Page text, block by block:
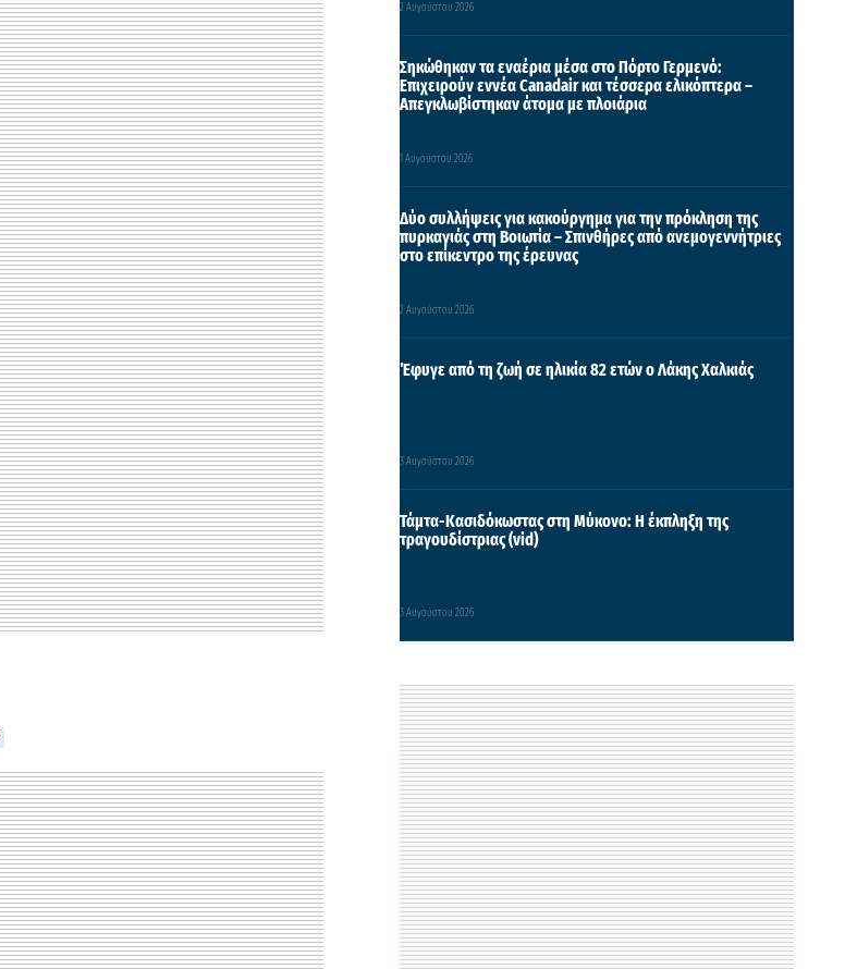
2 Αυγούστου 2026
Σηκώθηκαν τα εναέρια μέσα στο Πόρτο Γερμενό:
Επιχειρούν εννέα Canadair και τέσσερα ελικόπτερα –
Απεγκλωβίστηκαν άτομα με πλοιάρια
1 Αυγούστου 2026
Δύο συλλήψεις για κακούργημα για την πρόκληση της
πυρκαγιάς στη Βοιωτία – Σπινθήρες από ανεμογεννήτριες
στο επίκεντρο της έρευνας
2 Αυγούστου 2026
Έφυγε από τη ζωή σε ηλικία 82 ετών ο Λάκης Χαλκιάς
3 Αυγούστου 2026
Τάμτα-Κασιδόκωστας στη Μύκονο: Η έκπληξη της
τραγουδίστριας (vid)
3 Αυγούστου 2026